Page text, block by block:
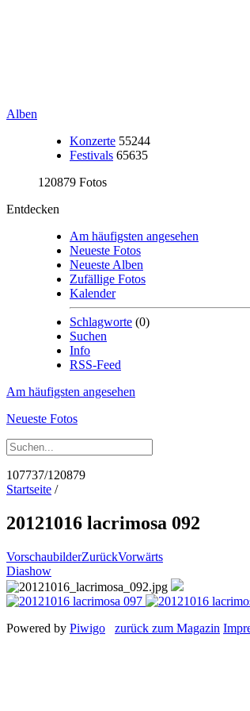
Alben
Konzerte 55244
Festivals 65635
120879 Fotos
Entdecken
Am häufigsten angesehen
Neueste Fotos
Neueste Alben
Zufällige Fotos
Kalender
Schlagworte (0)
Suchen
Info
RSS-Feed
Am häufigsten angesehen
Neueste Fotos
107737/120879
Startseite /
20121016 lacrimosa 092
VorschaubilderZurückVorwärts
Diashow
Powered by Piwigo zurück zum Magazin